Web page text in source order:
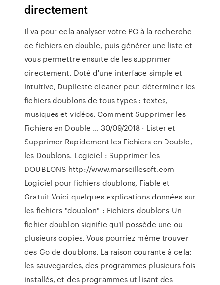
directement
Il va pour cela analyser votre PC à la recherche
de fichiers en double, puis générer une liste et
vous permettre ensuite de les supprimer
directement. Doté d'une interface simple et
intuitive, Duplicate cleaner peut déterminer les
fichiers doublons de tous types : textes,
musiques et vidéos. Comment Supprimer les
Fichiers en Double … 30/09/2018 · Lister et
Supprimer Rapidement les Fichiers en Double,
les Doublons. Logiciel : Supprimer les
DOUBLONS http://www.marseillesoft.com
Logiciel pour fichiers doublons, Fiable et
Gratuit Voici quelques explications données sur
les fichiers "doublon" : Fichiers doublons Un
fichier doublon signifie qu'il possède une ou
plusieurs copies. Vous pourriez même trouver
des Go de doublons. La raison courante à cela:
les sauvegardes, des programmes plusieurs fois
installés, et des programmes utilisant des